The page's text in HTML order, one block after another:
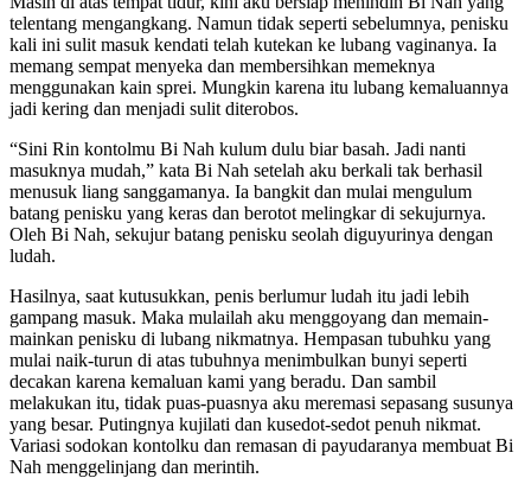
telentang mengangkang. Namun tidak seperti sebelumnya, penisku
kali ini sulit masuk kendati telah kutekan ke lubang vaginanya. Ia
memang sempat menyeka dan membersihkan memeknya
menggunakan kain sprei. Mungkin karena itu lubang kemaluannya
jadi kering dan menjadi sulit diterobos.
“Sini Rin kontolmu Bi Nah kulum dulu biar basah. Jadi nanti
masuknya mudah,” kata Bi Nah setelah aku berkali tak berhasil
menusuk liang sanggamanya. Ia bangkit dan mulai mengulum
batang penisku yang keras dan berotot melingkar di sekujurnya.
Oleh Bi Nah, sekujur batang penisku seolah diguyurinya dengan
ludah.
Hasilnya, saat kutusukkan, penis berlumur ludah itu jadi lebih
gampang masuk. Maka mulailah aku menggoyang dan memain-
mainkan penisku di lubang nikmatnya. Hempasan tubuhku yang
mulai naik-turun di atas tubuhnya menimbulkan bunyi seperti
decakan karena kemaluan kami yang beradu. Dan sambil
melakukan itu, tidak puas-puasnya aku meremasi sepasang susunya
yang besar. Putingnya kujilati dan kusedot-sedot penuh nikmat.
Variasi sodokan kontolku dan remasan di payudaranya membuat Bi
Nah menggelinjang dan merintih.